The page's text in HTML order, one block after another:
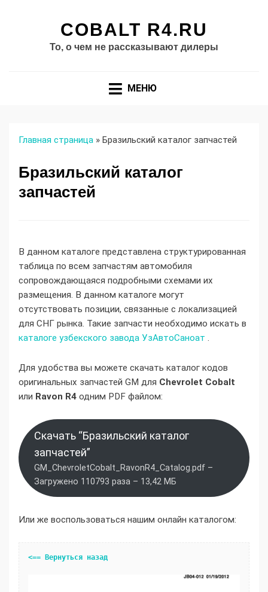
COBALT R4.RU
То, о чем не рассказывают дилеры
МЕНЮ
Главная страница » Бразильский каталог запчастей
Бразильский каталог
запчастей
В данном каталоге представлена структурированная
таблица по всем запчастям автомобиля
сопровождающаяся подробными схемами их
размещения. В данном каталоге могут
отсутствовать позиции, связанные с локализацией
для СНГ рынка. Такие запчасти необходимо искать в
каталоге узбекского завода УзАвтоСаноат .
Для удобства вы можете скачать каталог кодов
оригинальных запчастей GM для Chevrolet Cobalt
или Ravon R4 одним PDF файлом:
Скачать “Бразильский каталог
запчастей”
GM_ChevroletCobalt_RavonR4_Catalog.pdf –
Загружено 110793 раза – 13,42 МБ
Или же воспользоваться нашим онлайн каталогом:
<== Вернуться назад